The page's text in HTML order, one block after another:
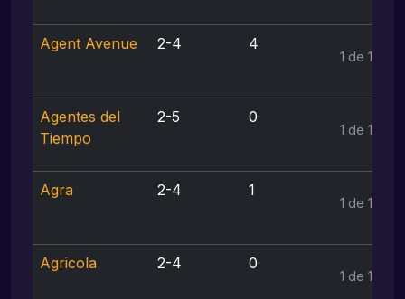
Agent Avenue 2-4 4
1 de 1
Agentes del
Tiempo
2-5 0
1 de 1
Agra 2-4 1
1 de 1
Agricola 2-4 0
1 de 1